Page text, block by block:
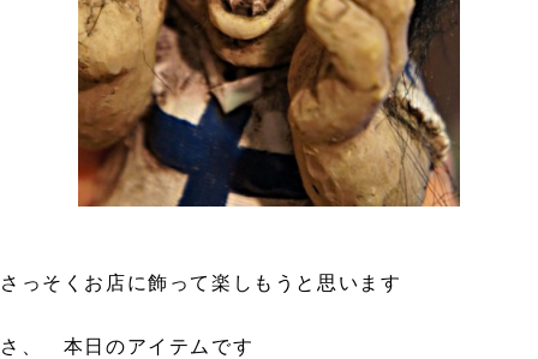
さっそくお店に飾って楽しもうと思います
さ、 本日のアイテムです